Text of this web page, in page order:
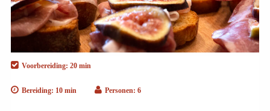
Voorbereiding: 20 min
Bereiding: 10 min Personen: 6